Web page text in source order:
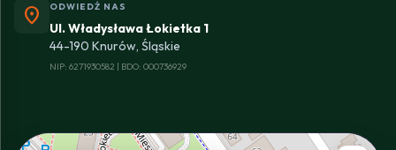
location_on ODWIEDŹ NAS
Ul. Władysława Łokietka 1
44-190 Knurów, Śląskie
NIP: 6271930582 | BDO: 000736929